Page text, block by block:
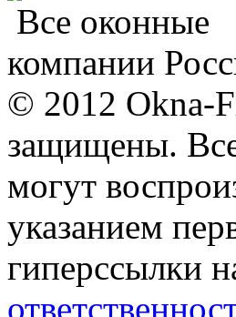
Все оконные
компании
© 2012 Okna-
защищены.
могут
указанием
гиперссылки